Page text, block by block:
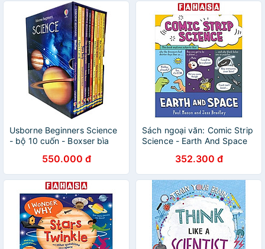
Usborne Beginners Science
- bộ 10 cuốn - Boxser bìa
550.000 đ
Sách ngoại văn: Comic Strip
Science - Earth And Space
352.300 đ